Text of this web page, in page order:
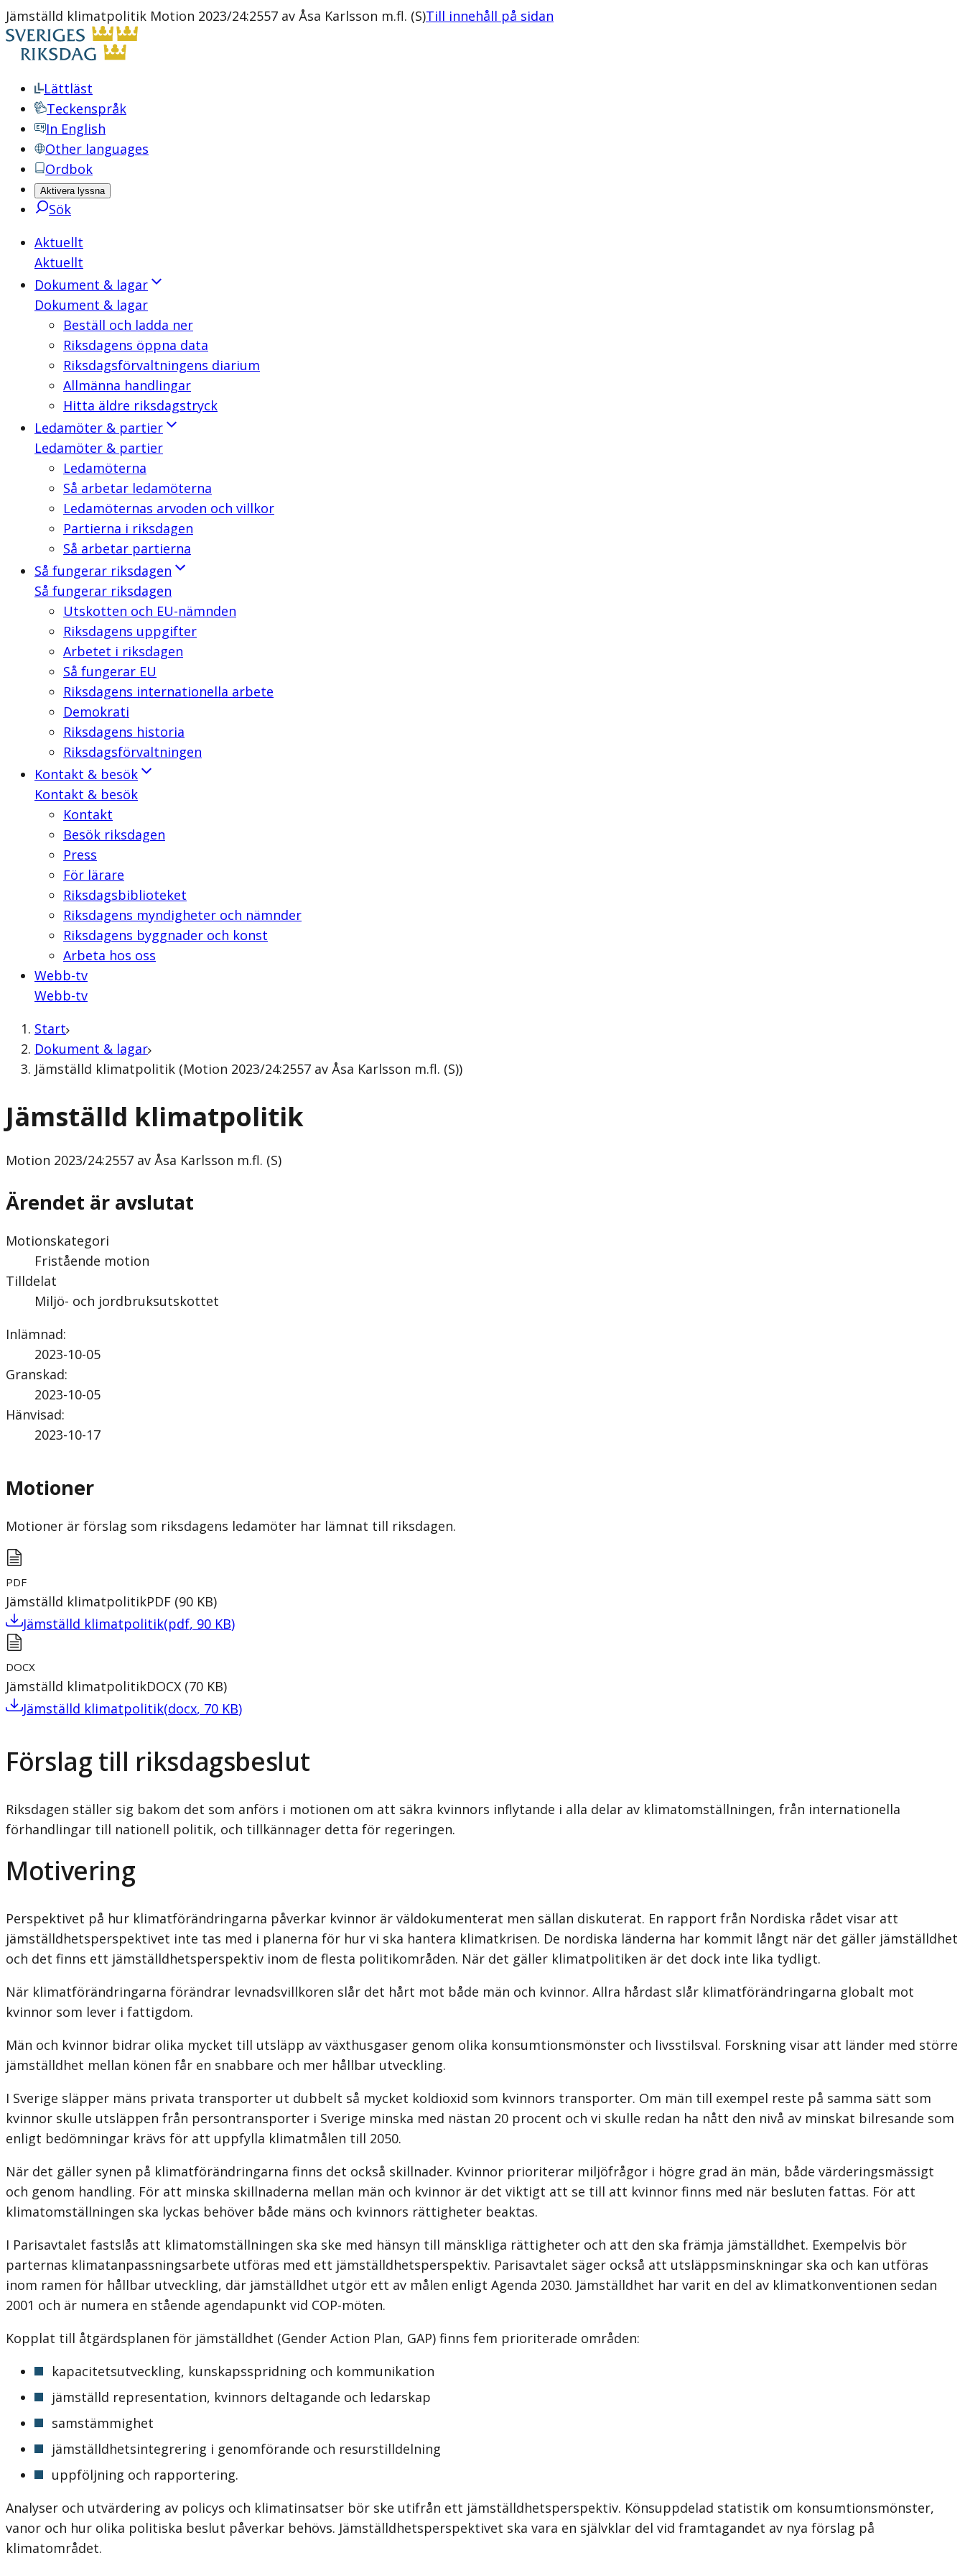
Jämställd klimatpolitik Motion 2023/24:2557 av Åsa Karlsson m.fl. (S)Till innehåll på sidan
Lättläst
Teckenspråk
In English
Other languages
Ordbok
Aktivera lyssna
Sök
Aktuellt
Aktuellt
Dokument & lagar
Dokument & lagar
Beställ och ladda ner
Riksdagens öppna data
Riksdagsförvaltningens diarium
Allmänna handlingar
Hitta äldre riksdagstryck
Ledamöter & partier
Ledamöter & partier
Ledamöterna
Så arbetar ledamöterna
Ledamöternas arvoden och villkor
Partierna i riksdagen
Så arbetar partierna
Så fungerar riksdagen
Så fungerar riksdagen
Utskotten och EU-nämnden
Riksdagens uppgifter
Arbetet i riksdagen
Så fungerar EU
Riksdagens internationella arbete
Demokrati
Riksdagens historia
Riksdagsförvaltningen
Kontakt & besök
Kontakt & besök
Kontakt
Besök riksdagen
Press
För lärare
Riksdagsbiblioteket
Riksdagens myndigheter och nämnder
Riksdagens byggnader och konst
Arbeta hos oss
Webb-tv
Webb-tv
Start
Dokument & lagar
Jämställd klimatpolitik (Motion 2023/24:2557 av Åsa Karlsson m.fl. (S))
Jämställd klimatpolitik
Motion 2023/24:2557 av Åsa Karlsson m.fl. (S)
Ärendet är avslutat
Motionskategori
Fristående motion
Tilldelat
Miljö- och jordbruksutskottet
Inlämnad:
2023-10-05
Granskad:
2023-10-05
Hänvisad:
2023-10-17
Motioner
Motioner är förslag som riksdagens ledamöter har lämnat till riksdagen.
PDF
Jämställd klimatpolitikPDF (90 KB)
Jämställd klimatpolitik(pdf, 90 KB)
DOCX
Jämställd klimatpolitikDOCX (70 KB)
Jämställd klimatpolitik(docx, 70 KB)
Förslag till riksdagsbeslut
Riksdagen ställer sig bakom det som anförs i motionen om att säkra kvinnors inflytande i alla delar av klimatomställningen, från internationella
förhandlingar till nationell politik, och tillkännager detta för regeringen.
Motivering
Perspektivet på hur klimatförändringarna påverkar kvinnor är väldokumenterat men sällan diskuterat. En rapport från Nordiska rådet visar att
jämställdhetsperspektivet inte tas med i planerna för hur vi ska hantera klimatkrisen. De nordiska länderna har kommit långt när det gäller jämställdhet
och det finns ett jämställdhetsperspektiv inom de flesta politikområden. När det gäller klimatpolitiken är det dock inte lika tydligt.
När klimatförändringarna förändrar levnadsvillkoren slår det hårt mot både män och kvinnor. Allra hårdast slår klimatförändringarna globalt mot
kvinnor som lever i fattig­dom.
Män och kvinnor bidrar olika mycket till utsläpp av växthusgaser genom olika konsumtionsmönster och livsstilsval. Forskning visar att länder med större
jämställdhet mellan könen får en snabbare och mer hållbar utveckling.
I Sverige släpper mäns privata transporter ut dubbelt så mycket koldioxid som kvinnors transporter. Om män till exempel reste på samma sätt som
kvinnor skulle utsläppen från persontransporter i Sverige minska med nästan 20 procent och vi skulle redan ha nått den nivå av minskat bilresande som
enligt bedömningar krävs för att uppfylla klimatmålen till 2050.
När det gäller synen på klimatförändringarna finns det också skillnader. Kvinnor prioriterar miljöfrågor i högre grad än män, både värderingsmässigt
och genom hand­ling. För att minska skillnaderna mellan män och kvinnor är det viktigt att se till att kvinnor finns med när besluten fattas. För att
klimatomställningen ska lyckas behöver både mäns och kvinnors rättigheter beaktas.
I Parisavtalet fastslås att klimatomställningen ska ske med hänsyn till mänskliga rättigheter och att den ska främja jämställdhet. Exempelvis bör
parternas klimat­anpassningsarbete utföras med ett jämställdhetsperspektiv. Parisavtalet säger också att utsläppsminskningar ska och kan utföras
inom ramen för hållbar utveckling, där jämställdhet utgör ett av målen enligt Agenda 2030. Jämställdhet har varit en del av klimatkonventionen sedan
2001 och är numera en stående agendapunkt vid COP-möten.
Kopplat till åtgärdsplanen för jämställdhet (Gender Action Plan, GAP) finns fem prioriterade områden:
kapacitetsutveckling, kunskapsspridning och kommunikation
jämställd representation, kvinnors deltagande och ledarskap
samstämmighet
jämställdhetsintegrering i genomförande och resurstilldelning
uppföljning och rapportering.
Analyser och utvärdering av policys och klimatinsatser bör ske utifrån ett jämställdhets­perspektiv. Könsuppdelad statistik om konsumtionsmönster,
vanor och hur olika politiska beslut påverkar behövs. Jämställdhetsperspektivet ska vara en självklar del vid framtagandet av nya förslag på
klimatområdet.